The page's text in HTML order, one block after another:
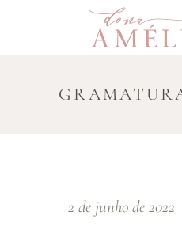
2 de junho de 2022